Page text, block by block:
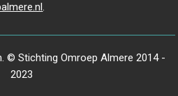
.
© Stichting Omroep Almere 2014 -
2023